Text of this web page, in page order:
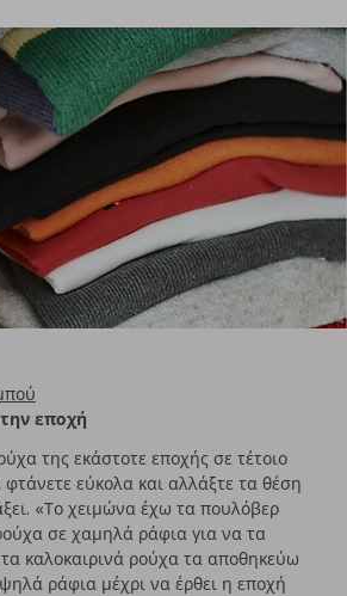
εποχή
της εκάστοτε εποχής σε τέτοιο
εύκολα και αλλάξτε τα θέση
«Το χειμώνα έχω τα πουλόβερ
σε χαμηλά ράφια για να τα
καλοκαιρινά ρούχα τα αποθηκεύω
ράφια μέχρι να έρθει η εποχή